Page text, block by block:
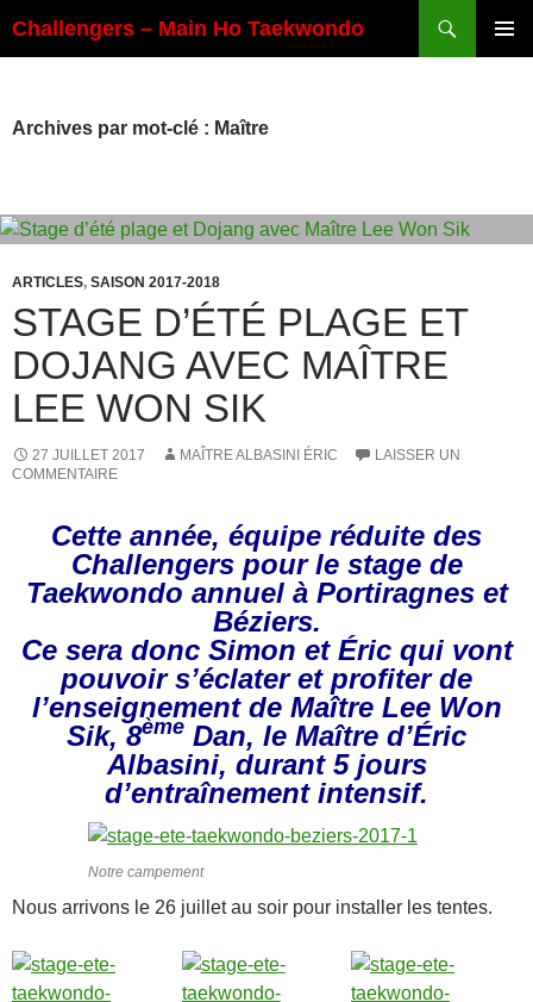
au
Challengers – Main Ho Taekwondo
Archives par mot-clé : Maître
ARTICLES, SAISON 2017-2018
STAGE D’ÉTÉ PLAGE ET
DOJANG AVEC MAÎTRE
LEE WON SIK
27 JUILLET 2017 MAÎTRE ALBASINI ÉRIC
LAISSER UN
COMMENTAIRE
Cette année, équipe réduite des
Challengers pour le stage de
Taekwondo annuel à Portiragnes et
Béziers.
Ce sera donc Simon et Éric qui vont
pouvoir s’éclater et profiter de
l’enseignement de Maître Lee Won
Sik, 8ème Dan, le Maître d’Éric
Albasini, durant 5 jours
d’entraînement intensif.
Notre campement
Nous arrivons le 26 juillet au soir pour installer les tentes.